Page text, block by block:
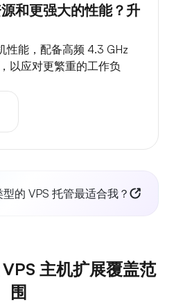
和更强大的性能？升
性能，配备高频 4.3 GHz
以应对更繁重的工作负
的 VPS 托管最适合我？
主机扩展覆盖范
围